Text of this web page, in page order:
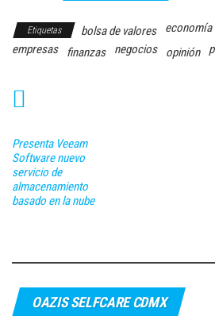
Etiquetas bolsa de valores economía
empresas
finanzas negocios opinión
Presenta Veeam
Software nuevo
servicio de
almacenamiento
basado en la nube
OAZIS SELFCARE CDMX